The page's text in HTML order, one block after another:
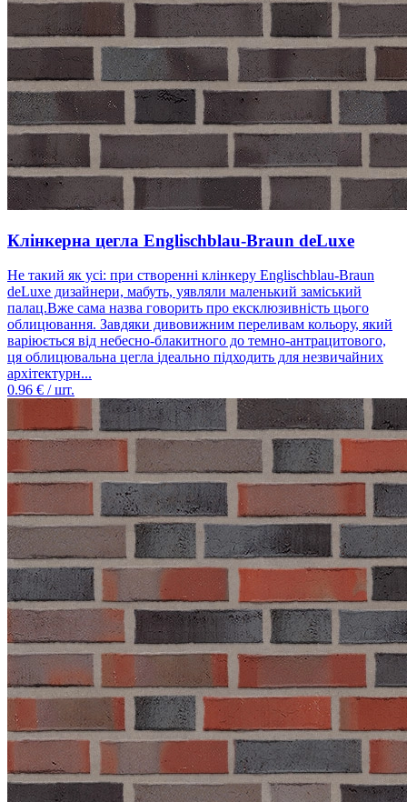
Клінкерна цегла Englischblau-Braun deLuxe
Не такий як усі: при створенні клінкеру Englischblau-Braun
deLuxe дизайнери, мабуть, уявляли маленький заміський
палац.Вже сама назва говорить про ексклюзивність цього
облицювання. Завдяки дивовижним переливам кольору, який
варіюється від небесно-блакитного до темно-антрацитового,
ця облицювальна цегла ідеально підходить для незвичайних
архітектурн...
0.96 € / шт.